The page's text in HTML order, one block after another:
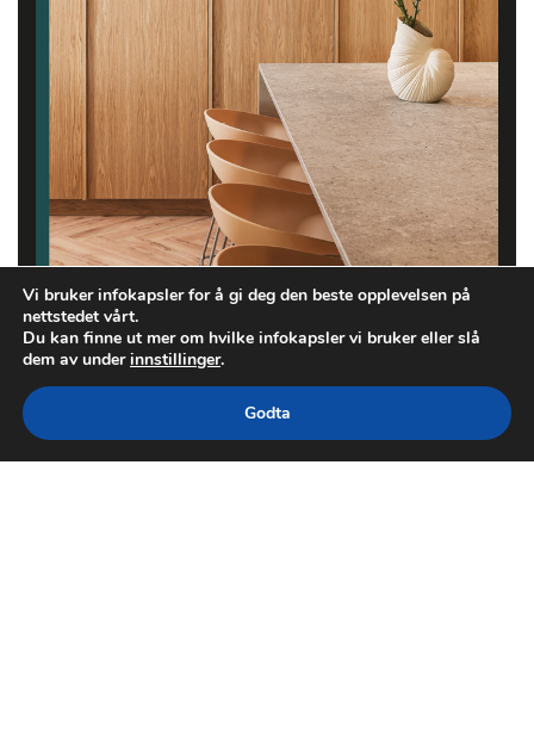
Vi bruker infokapsler for å gi deg den beste opplevelsen på
nettstedet vårt.
Du kan finne ut mer om hvilke infokapsler vi bruker eller slå
dem av underinnstillinger.
Godta